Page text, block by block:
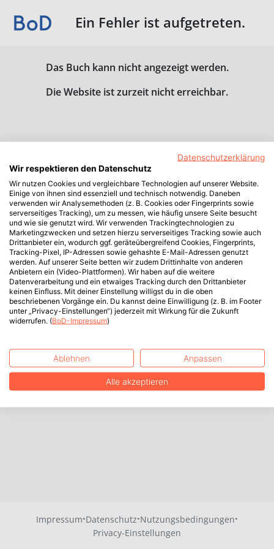
Ein Fehler ist aufgetreten.
Das Buch kann nicht angezeigt werden.
Die Website ist zurzeit nicht erreichbar.
Impressum·Datenschutz·Nutzungsbedingungen·
Privacy-Einstellungen
Datenschutzerklärung
Wir respektieren den Datenschutz
Wir nutzen Cookies und vergleichbare Technologien auf unserer Website.
Einige von ihnen sind essenziell und technisch notwendig. Daneben
verwenden wir Analysemethoden (z. B. Cookies oder Fingerprints sowie
serverseitiges Tracking), um zu messen, wie häufig unsere Seite besucht
und wie sie genutzt wird. Wir verwenden Trackingtechnologien zu
Marketingzwecken und setzen hierzu serverseitiges Tracking sowie auch
Drittanbieter ein, wodurch ggf. geräteübergreifend Cookies, Fingerprints,
Tracking-Pixel, IP-Adressen sowie gehashte E-Mail-Adressen genutzt
werden. Auf unserer Seite betten wir zudem Drittinhalte von anderen
Anbietern ein (Video-Plattformen). Wir haben auf die weitere
Datenverarbeitung und ein etwaiges Tracking durch den Drittanbieter
keinen Einfluss. Mit deiner Einstellung willigst du in die oben
beschriebenen Vorgänge ein. Du kannst deine Einwilligung (z. B. im Footer
unter „Privacy-Einstellungen“) jederzeit mit Wirkung für die Zukunft
widerrufen. (BoD-Impressum)
Ablehnen Anpassen
Alle akzeptieren